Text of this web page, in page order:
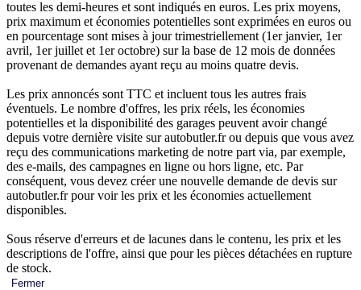
toutes les demi-heures et sont indiqués en euros. Les prix moyens,
prix maximum et économies potentielles sont exprimées en euros ou
en pourcentage sont mises à jour trimestriellement (1er janvier, 1er
avril, 1er juillet et 1er octobre) sur la base de 12 mois de données
provenant de demandes ayant reçu au moins quatre devis.
Les prix annoncés sont TTC et incluent tous les autres frais
éventuels. Le nombre d'offres, les prix réels, les économies
potentielles et la disponibilité des garages peuvent avoir changé
depuis votre dernière visite sur autobutler.fr ou depuis que vous avez
reçu des communications marketing de notre part via, par exemple,
des e-mails, des campagnes en ligne ou hors ligne, etc. Par
conséquent, vous devez créer une nouvelle demande de devis sur
autobutler.fr pour voir les prix et les économies actuellement
disponibles.
Sous réserve d'erreurs et de lacunes dans le contenu, les prix et les
descriptions de l'offre, ainsi que pour les pièces détachées en rupture
de stock.
Fermer